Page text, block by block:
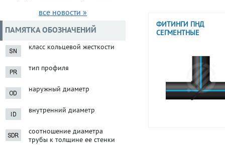
ФИТИНГИ ПНД
СЕГМЕНТНЫЕ
все новости »
ПАМЯТКА ОБОЗНАЧЕНИЙ
класс кольцевой жесткости
тип профиля
наружный диаметр
внутренний диаметр
соотношение диаметра
трубы к толщине ее стенки